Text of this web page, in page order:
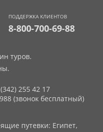
ПОДДЕРЖКА КЛИЕНТОВ
8-800-700-69-88
туров.
255 42 17
(звонок бесплатный)
путевки: Египет,